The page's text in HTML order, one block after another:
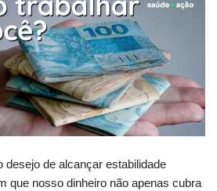
desejo de alcançar estabilidade
que nosso dinheiro não apenas cubra